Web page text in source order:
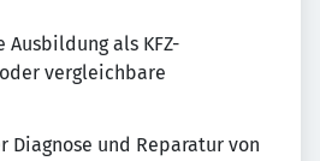
Ausbildung als KFZ-
vergleichbare
Diagnose und Reparatur von